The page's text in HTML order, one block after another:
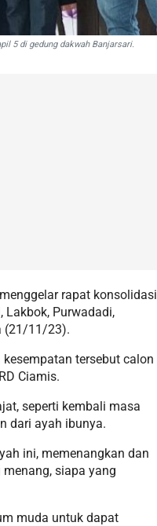
5 di gedung dakwah Banjarsari.
rapat konsolidasi
Purwadadi,
(21/11/23).
tersebut calon
Ciamis.
seperti kembali masa
dari ayah ibunya.
ini, memenangkan dan
siapa yang
muda untuk dapat